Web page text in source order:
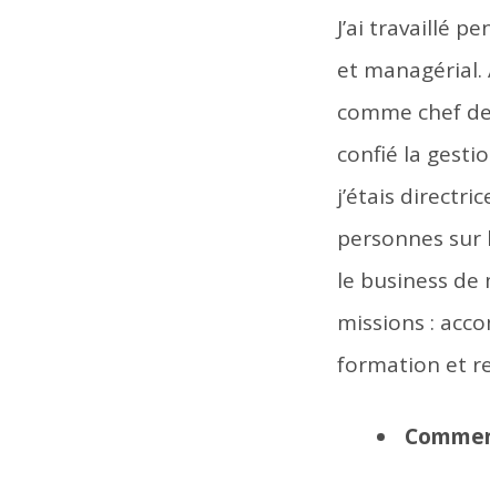
J’ai travaillé
et managérial.
comme chef
confié la
j’étais
personnes
le business
missions :
formation et